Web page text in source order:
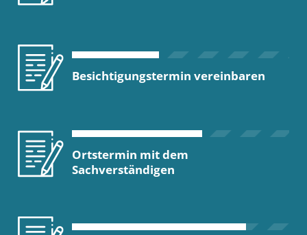
Besichtigungstermin vereinbaren
Ortstermin mit dem
Sachverständigen